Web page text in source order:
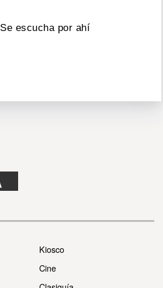
Se escucha por ahí
Kiosco
Cine